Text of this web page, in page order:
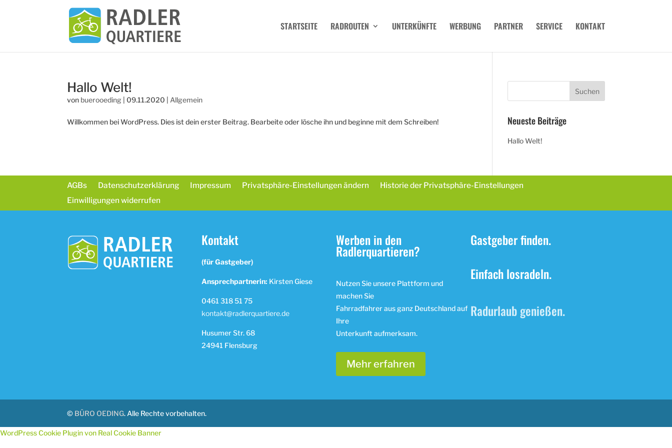
STARTSEITE RADROUTEN UNTERKÜNFTE WERBUNG PARTNER SERVICE KONTAKT
Hallo Welt!
von buerooeding |09.11.2020 Allgemein
Willkommen bei WordPress. Dies ist dein erster Beitrag. Bearbeite oder lösche ihn und beginne mit dem Schreiben! Neueste Beiträge
Hallo Welt!
AGBs Datenschutzerklärung Impressum Privatsphäre-Einstellungen ändern
Historie der Privatsphäre-Einstellungen
Einwilligungen widerrufen
Kontakt
(für Gastgeber)
Ansprechpartnerin: Kirsten Giese
0461 318 51 75
kontakt@radlerquartiere.de
Husumer Str. 68
24941 Flensburg
Werben in den
Radlerquartieren?
Nutzen Sie unsere Plattform und
machen Sie
Fahrradfahrer aus ganz Deutschland auf
Ihre
Unterkunft aufmerksam.
Mehr erfahren
Gastgeber finden.
Einfach losradeln.
Radurlaub genießen.
© BÜRO OEDING. Alle Rechte vorbehalten.
WordPress Cookie Plugin von Real Cookie Banner